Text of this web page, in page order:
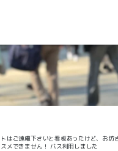
はご遠慮下さいと看板あったけど、お
メできません！ バス利用しました